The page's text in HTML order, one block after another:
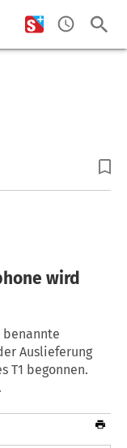
wird
benannte
Auslieferung
T1 begonnen.